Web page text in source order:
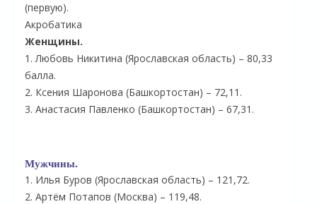
(первую).
Акробатика
Женщины.
1. Любовь Никитина (Ярославская область) – 80,33
балла.
2. Ксения Шаронова (Башкортостан) – 72,11.
3. Анастасия Павленко (Башкортостан) – 67,31.
Мужчины.
1. Илья Буров (Ярославская область) – 121,72.
2. Артём Потапов (Москва) – 119,48.